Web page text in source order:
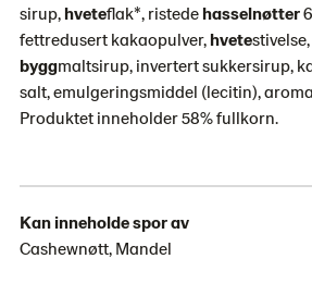
sirup, hveteflak*, ristede hasselnøtter
fettredusert kakaopulver, hvete
byggmaltsirup, invertert sukkersirup,
salt, emulgeringsmiddel (lecitin),
Produktet inneholder 58% fullkorn.
Kan inneholde spor av
Cashewnøtt, Mandel